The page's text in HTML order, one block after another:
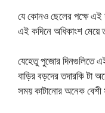
যে কোনও ছেলের পক্ষে এই
এই কদিনে অধিকাংশ মেয়ে
যেহেতু পুজোর দিনগুলিতে
বাড়ির বড়দের তদারকি টা
সময় কাটানোর অনেক বেশী